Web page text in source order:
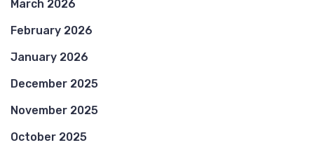
March 2026
February 2026
January 2026
December 2025
November 2025
October 2025